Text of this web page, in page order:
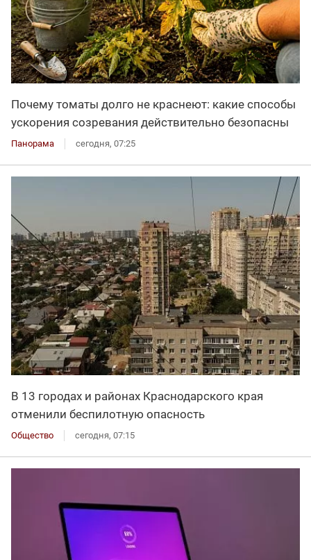
Почему томаты долго не краснеют: какие способы
ускорения созревания действительно безопасны
Панорама сегодня, 07:25
В 13 городах и районах Краснодарского края
отменили беспилотную опасность
Общество сегодня, 07:15